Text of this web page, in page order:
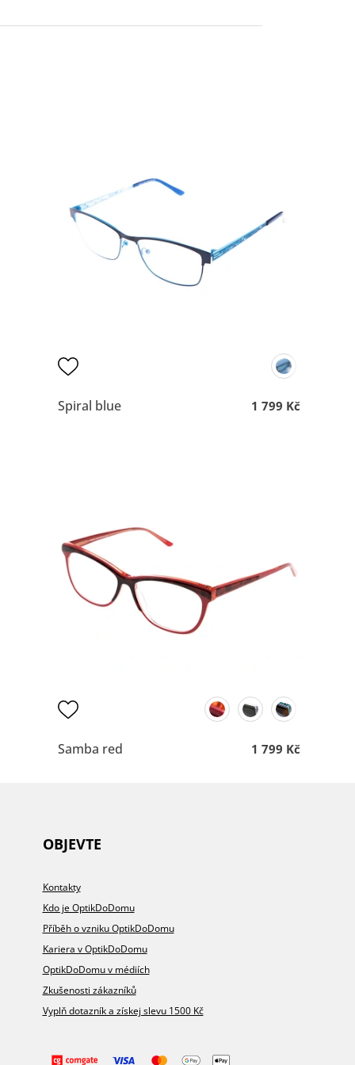
Spiral blue 1 799 Kč
Samba red 1 799 Kč
OBJEVTE
Kontakty
Kdo je OptikDoDomu
Příběh o vzniku OptikDoDomu
Kariera v OptikDoDomu
OptikDoDomu v médiích
Zkušenosti zákazníků
Vyplň dotazník a získej slevu 1500 Kč